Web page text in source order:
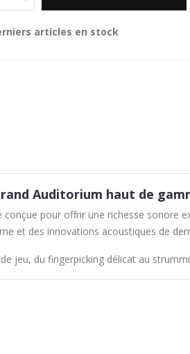
articles en stock
Auditorium haut de
pour offrir une richesse sonore
et des innovations acoustiques de
jeu, du fingerpicking délicat au